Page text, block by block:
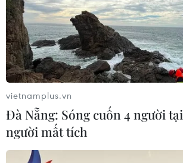
vietnamplus.vn
Đà Nẵng: Sóng cuốn 4 người
người mất tích